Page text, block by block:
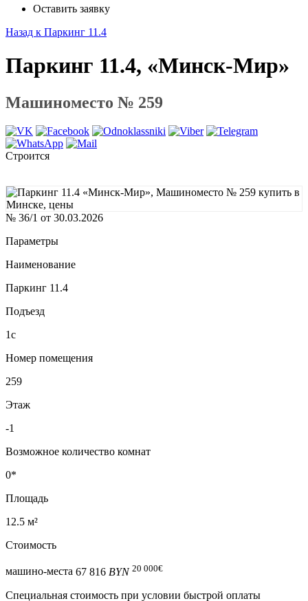
Оставить заявку
Назад к Паркинг 11.4
Паркинг 11.4, «Минск-Мир»
Машиноместо № 259
Строится
№ 36/1 от 30.03.2026
Параметры
Наименование
Паркинг 11.4
Подъезд
1с
Номер помещения
259
Этаж
-1
Возможное количество комнат
0*
Площадь
12.5 м²
Стоимость
машино-места 67 816 BYN 20 000€
Специальная cтоимость при условии быстрой оплаты